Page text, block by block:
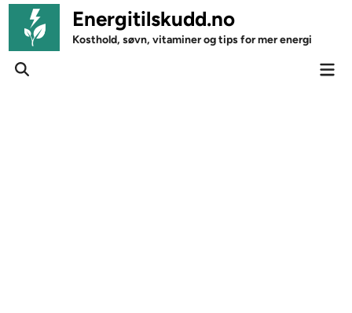
Skip
content
Energitilskudd.no
Kosthold, søvn, vitaminer og tips for mer energi
Open